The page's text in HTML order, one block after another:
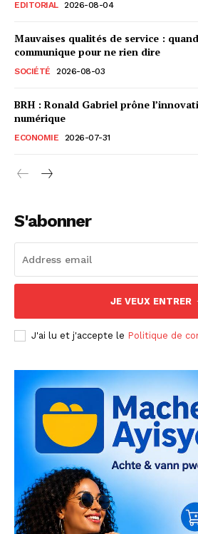
EDITORIAL 2026-08-04
Mauvaises qualités de service :
communique pour ne rien dire
SOCIÉTÉ 2026-08-03
BRH : Ronald Gabriel prône
numérique
ECONOMIE 2026-07-31
S'abonner
JE VEUX ENTRER
J'ai lu et j'accepte le Politique de